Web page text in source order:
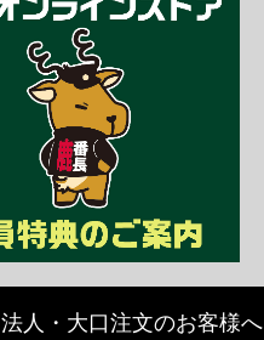
法人・大口注文のお客様へ